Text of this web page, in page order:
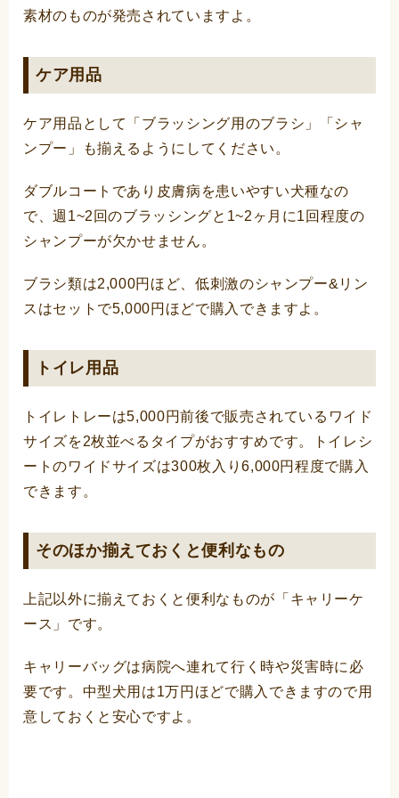
素材のものが発売されていますよ。
ケア用品
ケア用品として「ブラッシング用のブラシ」「シャ
ンプー」も揃えるようにしてください。
ダブルコートであり皮膚病を患いやすい犬種なの
で、週1~2回のブラッシングと1~2ヶ月に1回程度の
シャンプーが欠かせません。
ブラシ類は2,000円ほど、低刺激のシャンプー&リン
スはセットで5,000円ほどで購入できますよ。
トイレ用品
トイレトレーは5,000円前後で販売されているワイド
サイズを2枚並べるタイプがおすすめです。トイレシ
ートのワイドサイズは300枚入り6,000円程度で購入
できます。
そのほか揃えておくと便利なもの
上記以外に揃えておくと便利なものが「キャリーケ
ース」です。
キャリーバッグは病院へ連れて行く時や災害時に必
要です。中型犬用は1万円ほどで購入できますので用
意しておくと安心ですよ。